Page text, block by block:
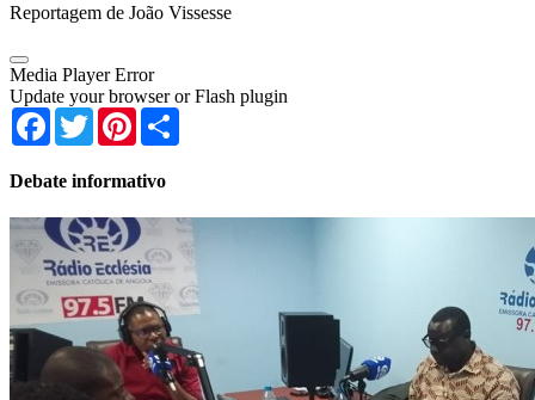
Reportagem de João Vissesse
Media Player Error
Update your browser or Flash plugin
Facebook
TwitterPinterest
Debate informativo